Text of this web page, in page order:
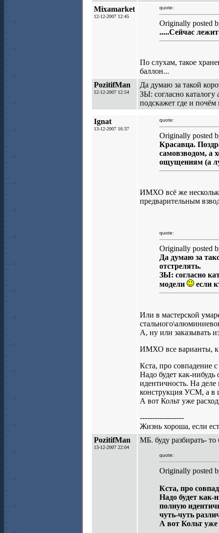
Mixamarket
12-12-2007 12:45
quote:
Originally posted
.....Сейчас
По слухам, такое
баллон...
PozitifMan
12-12-2007 12:54
Да думаю за такой
ЗЫ: согласно каталогу
подскажет где и
Ignat
13-12-2007 16:37
quote:
Originally posted
Красавца.
самовзводом, а
ощущениям (а
ИМХО всё же
предварительным
quote:
Originally posted
Да думаю за
отстрелять.
ЗЫ: согласно
модели
если
Или в мастерской
А, ну или заказывать
ИМХО все варианты,
Кста, про совпадение с
Надо будет как-
идентичность. На деле
конструкция УСМ, а в
А вот Кольт уже
------------------
Жизнь хороша, если
PozitifMan
13-12-2007 22:04
МБ. буду разбирать-
quote:
Originally posted
Кста, про
Надо будет как-
полную
чуть-чуть
А вот Кольт уже